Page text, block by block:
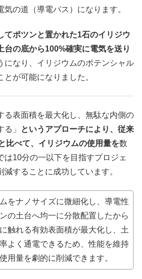
気の道（導電パス）になります。
てポツンと置かれた1石のイリジウ
台の底から100%確実に電気を送り
になり、イリジウムのポテンシャル
が可能になりました。
る表面積を最大化し、無駄な内側の
」
というアプローチにより、従来
比べて、イリジウムの使用量を数
は10分の一以下を目指すプロジェ
減することに成功しています。
をナノサイズに微細化し、導電性
の土台へ均一に分散配置したから
触れる有効表面積が最大化し、土
よく通電できるため、性能を維持
用量を劇的に削減できます。